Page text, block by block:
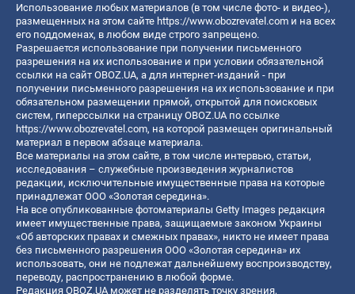
Использование любых материалов (в том числе фото- и видео-),
размещенных на этом сайте https://www.obozrevatel.com и на всех
его поддоменах, в любом виде строго запрещено.
Разрешается использование при получении письменного
разрешения на их использование и при условии обязательной
ссылки на сайт OBOZ.UA, а для интернет-изданий - при
получении письменного разрешения на их использование и при
обязательном размещении прямой, открытой для поисковых
систем, гиперссылки на страницу OBOZ.UA по ссылке
https://www.obozrevatel.com, на которой размещен оригинальный
материал в первом абзаце материала.
Все материалы на этом сайте, в том числе интервью, статьи,
исследования – служебные произведения журналистов
редакции, исключительные имущественные права на которые
принадлежат ООО «Золотая середина».
На все опубликованные фотоматериалы Getty Images редакция
имеет имущественные права, защищаемые законом Украины
«Об авторских правах и смежных правах», никто не имеет права
без письменного разрешения ООО «Золотая середина» их
использовать, они не подлежат дальнейшему воспроизводству,
переводу, распространению в любой форме.
Редакция OBOZ.UA может не разделять точку зрения,